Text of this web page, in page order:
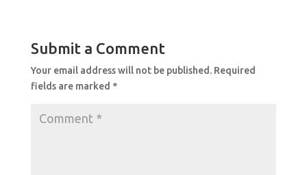
b
o
o
A
p
p
Submit a Comment
Your email address will not be published. Required
fields are marked *